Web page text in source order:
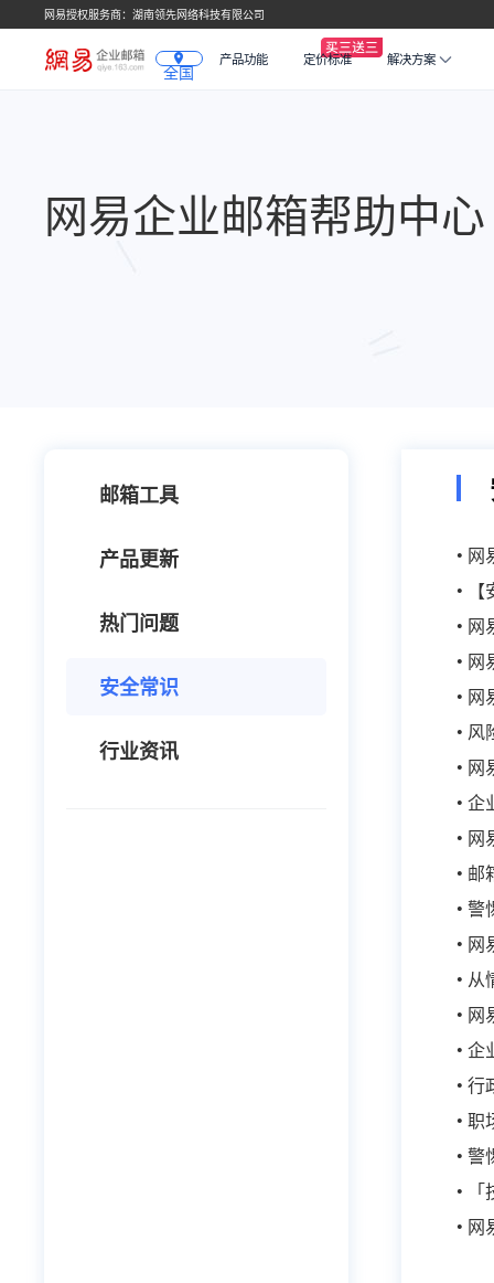
网易授权服务商：湖南领先网络科技有限公司
全国
产品功能 定价标准 解决方案
网易企业邮箱帮助中心
邮箱工具
产品更新
热门问题
安全常识
行业资讯
•
•
•
•
•
•
•
•
•
•
• 警
•
•
•
•
•
•
•
•
•